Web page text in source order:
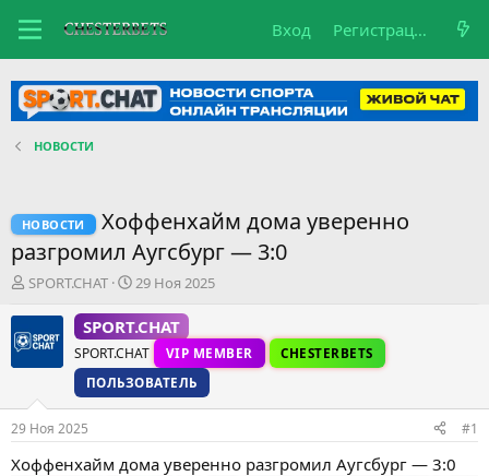
Вход Регистрация
НОВОСТИ
НОВОСТИ
Хоффенхайм дома уверенно
разгромил Аугсбург — 3:0
А
т
о
е
м
ы
SPORT.CHAT
Д
т
а
н
а
ч
л
а
29 Ноя 2025
SPORT.CHAT
SPORT.CHAT VIP MEMBER
CHESTERBETS
ПОЛЬЗОВАТЕЛЬ
29 Ноя 2025 #1
Хоффенхайм дома уверенно разгромил Аугсбург — 3:0